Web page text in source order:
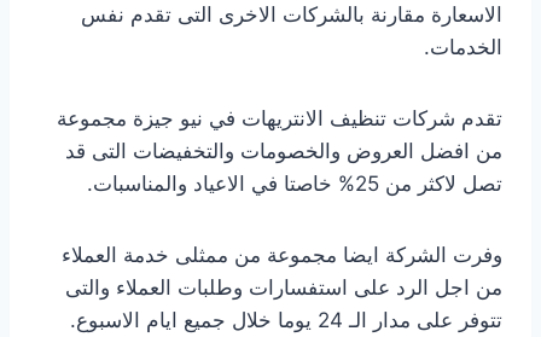
الاسعارة مقارنة بالشركات الاخرى التى تقدم نفس
الخدمات.
تقدم شركات تنظيف الانتريهات في نيو جيزة مجموعة
من افضل العروض والخصومات والتخفيضات التى قد
تصل لاكثر من 25% خاصتا في الاعياد والمناسبات.
وفرت الشركة ايضا مجموعة من ممثلى خدمة العملاء
من اجل الرد على استفسارات وطلبات العملاء والتى
تتوفر على مدار الـ 24 يوما خلال جميع ايام الاسبوع.